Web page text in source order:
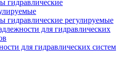
гидравлические
гидравлические регулируемые
для гидравлических
для гидравлических систем